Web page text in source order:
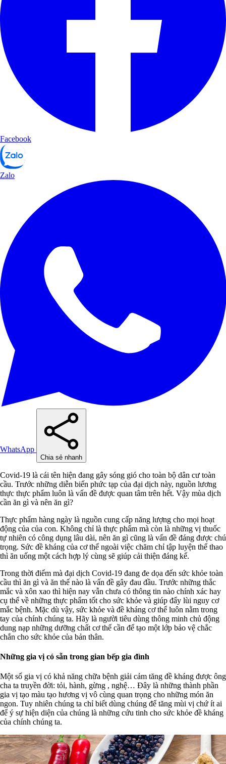
Facebook
Zalo
WhatsApp
Chia sẻ nhanh
Covid-19 là cái tên hiện đang gây sóng gió cho toàn bộ dân cư toàn
cầu. Trước những diễn biến phức tạp của đại dịch này, nguồn lương
thực thực phẩm luôn là vấn đề được quan tâm trên hết. Vậy mùa dịch
cần ăn gì và nên ăn gì?
Thực phẩm hàng ngày là nguồn cung cấp năng lượng cho mọi hoạt
động của của con. Không chỉ là thực phẩm mà còn là những vị thuốc
tự nhiên có công dụng lâu dài, nên ăn gì cũng là vấn đề đáng được chú
trọng. Sức đề kháng của cơ thể ngoài việc chăm chỉ tập luyện thể thao
thì ăn uống một cách hợp lý cùng sẽ giúp cải thiện đáng kể.
Trong thời điểm mà đại dịch Covid-19 đang đe dọa đến sức khỏe toàn
cầu thì ăn gì và ăn thế nào là vấn đề gây đau đầu. Trước những thắc
mắc và xôn xao thì hiện nay vẫn chưa có thông tin nào chính xác hay
cụ thể về những thực phẩm tốt cho sức khỏe và giúp đẩy lùi nguy cơ
mắc bệnh. Mặc dù vậy, sức khỏe và đề kháng cơ thể luôn nằm trong
tay của chính chúng ta. Hãy là người tiêu dùng thông minh chủ động
dung nạp những dưỡng chất cơ thể cần để tạo một lớp bảo vệ chắc
chắn cho sức khỏe của bản thân.
Những gia vị có sẵn trong gian bếp gia đình
Một số gia vị có khả năng chữa bệnh giải cảm tăng đề kháng được ông
cha ta truyền đời: tỏi, hành, gừng , nghệ… Đây là những thành phần
gia vị tạo màu tạo hương vị vô cùng quan trọng cho những món ăn
ngon. Tuy nhiên chúng ta chỉ biết dùng chúng để tăng mùi vị chứ ít ai
để ý sự hiện diện của chúng là những cứu tinh cho sức khỏe đề kháng
của chính chúng ta.